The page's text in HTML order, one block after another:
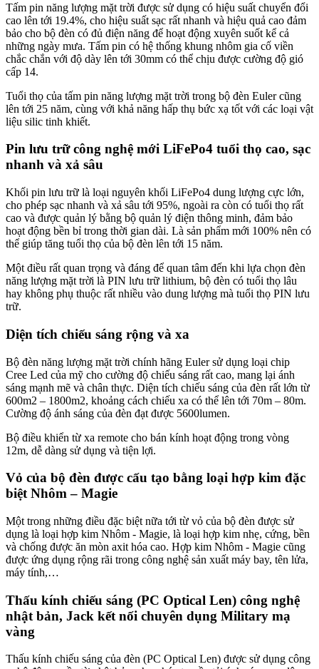
Tấm pin năng lượng mặt trời được sử dụng có hiệu suất chuyển đổi
cao lên tới 19.4%, cho hiệu suất sạc rất nhanh và hiệu quả cao đảm
bảo cho bộ đèn có đủ điện năng để hoạt động xuyên suốt kể cả
những ngày mưa. Tấm pin có hệ thống khung nhôm gia cố viền
chắc chắn với độ dày lên tới 30mm có thể chịu được cường độ gió
cấp 14.
Tuổi thọ của tấm pin năng lượng mặt trời trong bộ đèn Euler cũng
lên tới 25 năm, cùng với khả năng hấp thụ bức xạ tốt với các loại vật
liệu silic tinh khiết.
Pin lưu trữ công nghệ mới LiFePo4 tuổi thọ cao, sạc
nhanh và xả sâu
Khối pin lưu trữ là loại nguyên khối LiFePo4 dung lượng cực lớn,
cho phép sạc nhanh và xả sâu tới 95%, ngoài ra còn có tuổi thọ rất
cao và được quản lý bằng bộ quản lý điện thông minh, đảm bảo
hoạt động bền bỉ trong thời gian dài. Là sản phẩm mới 100% nên có
thể giúp tăng tuổi thọ của bộ đèn lên tới 15 năm.
Một điều rất quan trọng và đáng để quan tâm đến khi lựa chọn đèn
năng lượng mặt trời là PIN lưu trữ lithium, bộ đèn có tuổi thọ lâu
hay không phụ thuộc rất nhiều vào dung lượng mà tuổi thọ PIN lưu
trữ.
Diện tích chiếu sáng rộng và xa
Bộ đèn năng lượng mặt trời chính hãng Euler sử dụng loại chip
Cree Led của mỹ cho cường độ chiếu sáng rất cao, mang lại ánh
sáng mạnh mẽ và chân thực. Diện tích chiếu sáng của đèn rất lớn từ
600m2 – 1800m2, khoảng cách chiếu xa có thể lên tới 70m – 80m.
Cường độ ánh sáng của đèn đạt được 5600lumen.
Bộ điều khiển từ xa remote cho bán kính hoạt động trong vòng
12m, dễ dàng sử dụng và tiện lợi.
Vỏ của bộ đèn được cấu tạo bằng loại hợp kim đặc
biệt Nhôm – Magie
Một trong những điều đặc biệt nữa tới từ vỏ của bộ đèn được sử
dụng là loại hợp kim Nhôm - Magie, là loại hợp kim nhẹ, cứng, bền
và chống được ăn mòn axit hóa cao. Hợp kim Nhôm - Magie cũng
được ứng dụng rộng rãi trong công nghệ sản xuất máy bay, tên lửa,
máy tính,…
Thấu kính chiếu sáng (PC Optical Len) công nghệ
nhật bản, Jack kết nối chuyên dụng Military mạ
vàng
Thấu kính chiếu sáng của đèn (PC Optical Len) được sử dụng công